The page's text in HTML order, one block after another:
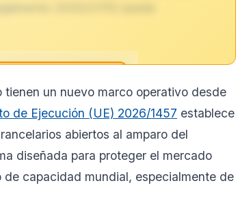
para
esta normativa está
Business. Accede al
personalizadas.
un nuevo marco operativo desde
de Ejecución (UE) 2026/1457 establece
abiertos al amparo del
diseñada para proteger el mercado
capacidad mundial, especialmente de